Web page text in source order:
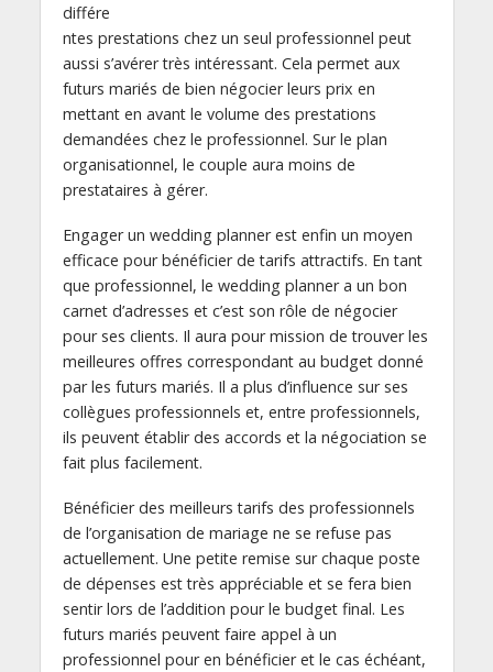
différe
ntes prestations chez un seul professionnel peut
aussi s’avérer très intéressant. Cela permet aux
futurs mariés de bien négocier leurs prix en
mettant en avant le volume des prestations
demandées chez le professionnel. Sur le plan
organisationnel, le couple aura moins de
prestataires à gérer.
Engager un wedding planner est enfin un moyen
efficace pour bénéficier de tarifs attractifs. En tant
que professionnel, le wedding planner a un bon
carnet d’adresses et c’est son rôle de négocier
pour ses clients. Il aura pour mission de trouver les
meilleures offres correspondant au budget donné
par les futurs mariés. Il a plus d’influence sur ses
collègues professionnels et, entre professionnels,
ils peuvent établir des accords et la négociation se
fait plus facilement.
Bénéficier des meilleurs tarifs des professionnels
de l’organisation de mariage ne se refuse pas
actuellement. Une petite remise sur chaque poste
de dépenses est très appréciable et se fera bien
sentir lors de l’addition pour le budget final. Les
futurs mariés peuvent faire appel à un
professionnel pour en bénéficier et le cas échéant,